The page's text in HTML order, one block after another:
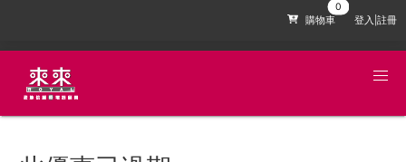
購物車 登入|註冊